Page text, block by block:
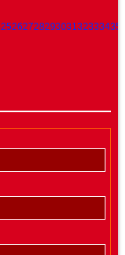
2526272829303132333435